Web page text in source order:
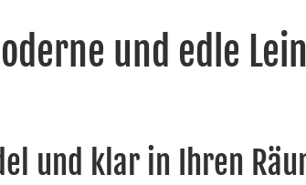
und edle
und klar in Ihren